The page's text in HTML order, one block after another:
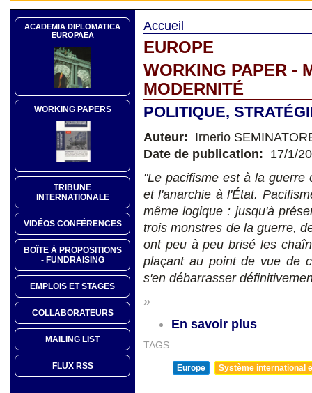
ACADEMIA DIPLOMATICA
EUROPAEA
WORKING PAPERS
TRIBUNE
INTERNATIONALE
VIDÉOS CONFÉRENCES
BOÎTE À PROPOSITIONS
- FUNDRAISING
EMPLOIS ET STAGES
COLLABORATEURS
MAILING LIST
FLUX RSS
Accueil
EUROPE
WORKING PAPER -
MODERNITÉ
POLITIQUE,
Auteur: Irnerio
Date de publication: 17/1/
"Le pacifisme est à la guerre
et l'anarchie à l'État.
même logique : jusqu'à
trois monstres de la guerre,
ont peu à peu brisé les
plaçant au point de vue de
s'en débarrasser
»
En savoir plus
TAGS:
Europe Système international